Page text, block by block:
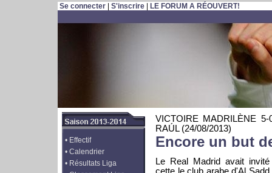
Se connecter S'inscrire LE FORUM A RÉOUVERT!
• Effectif
• Calendrier
• Résultats Liga
VICTOIRE MADRILÈNE
RAÚL(24/08/2013)
Encore un but
Le Real Madrid avait invité